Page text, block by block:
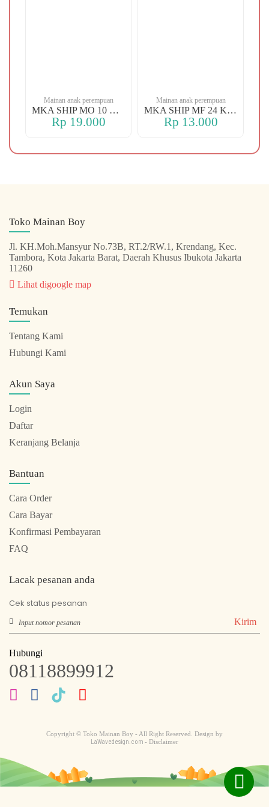
Mainan anak perempuan
MKA SHIP MO 10 CHERRY
Rp 19.000
Mainan anak perempuan
MKA SHIP MF 24 KERANJANG
Rp 13.000
Toko Mainan Boy
Jl. KH.Moh.Mansyur No.73B, RT.2/RW.1, Krendang, Kec.
Tambora, Kota Jakarta Barat, Daerah Khusus Ibukota Jakarta
11260
Lihat digoogle map
Temukan
Tentang Kami
Hubungi Kami
Akun Saya
Login
Daftar
Keranjang Belanja
Bantuan
Cara Order
Cara Bayar
Konfirmasi Pembayaran
FAQ
Lacak pesanan anda
Cek status pesanan
Kirim
Hubungi
08118899912
Copyright © Toko Mainan Boy - All Right Reserved. Design by
LaWavedesign.com - Disclaimer